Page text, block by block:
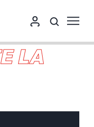
LA